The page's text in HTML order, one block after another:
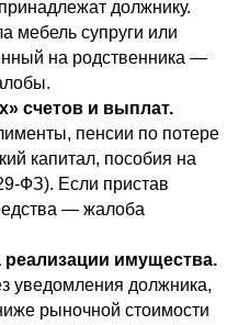
должнику.
мебель супруги или
на родственника —
счетов и выплат.
пенсии по потере
капитал, пособия на
ФЗ). Если пристав
— жалоба
имущества.
уведомления должника,
рыночной стоимости